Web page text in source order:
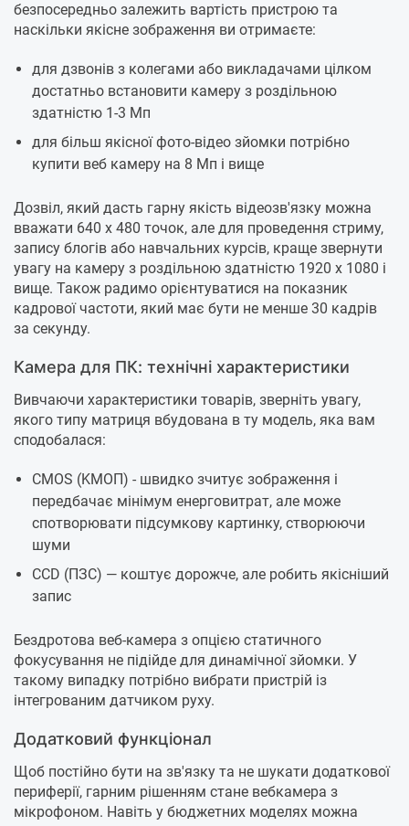
безпосередньо залежить вартість пристрою та
наскільки якісне зображення ви отримаєте:
для дзвонів з колегами або викладачами цілком
достатньо встановити камеру з роздільною
здатністю 1-3 Мп
для більш якісної фото-відео зйомки потрібно
купити веб камеру на 8 Мп і вище
Дозвіл, який дасть гарну якість відеозв'язку можна
вважати 640 x 480 точок, але для проведення стриму,
запису блогів або навчальних курсів, краще звернути
увагу на камеру з роздільною здатністю 1920 x 1080 і
вище. Також радимо орієнтуватися на показник
кадрової частоти, який має бути не менше 30 кадрів
за секунду.
Камера для ПК: технічні характеристики
Вивчаючи характеристики товарів, зверніть увагу,
якого типу матриця вбудована в ту модель, яка вам
сподобалася:
CMOS (KMOП) - швидко зчитує зображення і
передбачає мінімум енерговитрат, але може
спотворювати підсумкову картинку, створюючи
шуми
CCD (ПЗС) — коштує дорожче, але робить якісніший
запис
Бездротова веб-камера з опцією статичного
фокусування не підійде для динамічної зйомки. У
такому випадку потрібно вибрати пристрій із
інтегрованим датчиком руху.
Додатковий функціонал
Щоб постійно бути на зв'язку та не шукати додаткової
периферії, гарним рішенням стане вебкамера з
мікрофоном. Навіть у бюджетних моделях можна